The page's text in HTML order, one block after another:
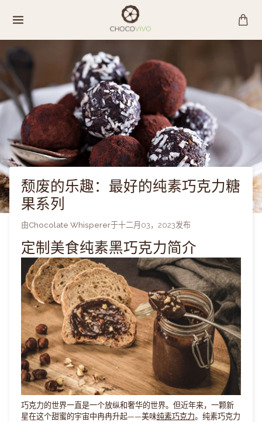
容
颓废的乐趣：最好的纯素巧克力糖
果系列
由Chocolate Whisperer于十二月03，2023发布
定制美食纯素黑巧克力简介
巧克力的世界一直是一个放纵和奢华的世界。但近年来，一颗新
星在这个甜蜜的宇宙中冉冉升起——美味纯素巧克力。纯素巧克力